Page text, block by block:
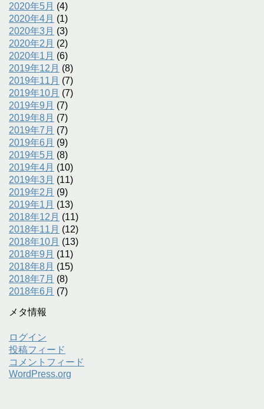
2020年5月 (4)
2020年4月 (1)
2020年3月 (3)
2020年2月 (2)
2020年1月 (6)
2019年12月 (8)
2019年11月 (7)
2019年10月 (7)
2019年9月 (7)
2019年8月 (7)
2019年7月 (7)
2019年6月 (9)
2019年5月 (8)
2019年4月 (10)
2019年3月 (11)
2019年2月 (9)
2019年1月 (13)
2018年12月 (11)
2018年11月 (12)
2018年10月 (13)
2018年9月 (11)
2018年8月 (15)
2018年7月 (8)
2018年6月 (7)
メタ情報
ログイン
投稿フィード
コメントフィード
WordPress.org